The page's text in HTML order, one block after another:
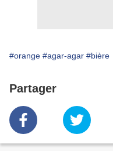
#orange #agar-agar #bière
Partager